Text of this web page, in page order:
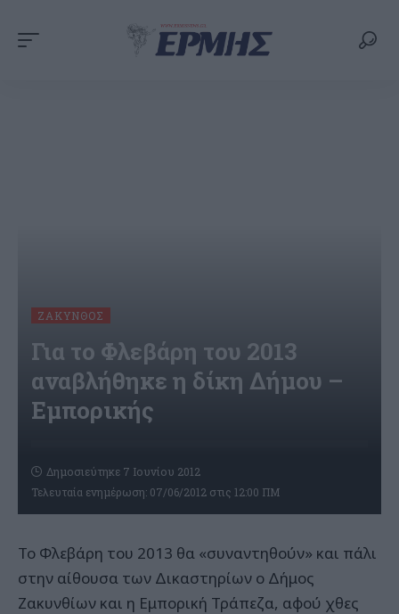
ΖΆΚΥΝΘΟΣ
Για το Φλεβάρη του 2013
αναβλήθηκε η δίκη Δήμου –
Εμπορικής
Τελευταία ενημέρωση: 07/06/2012 στις 12:00 ΠΜ
Δημοσιεύτηκε 7 Ιουνίου 2012
Το Φλεβάρη του 2013 θα «συναντηθούν» και πάλι
στην αίθουσα των Δικαστηρίων ο Δήμος
Ζακυνθίων και η Εμπορική Τράπεζα, αφού χθες